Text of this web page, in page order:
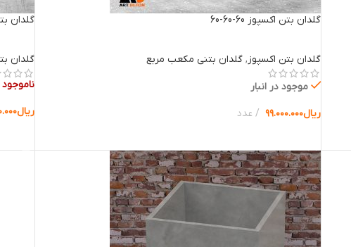
گلدان بتن اکسپوز 60-60-60
گلدان بتن اکسپوز, گلدان بتنی مکعب مربع
موجود در انبار
ریال۹۹.۰۰۰.۰۰۰ عدد
گلدان بتن
گلدان
ناموجود
ریال